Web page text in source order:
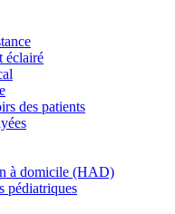
éclairé
des patients
à domicile (HAD)
pédiatriques